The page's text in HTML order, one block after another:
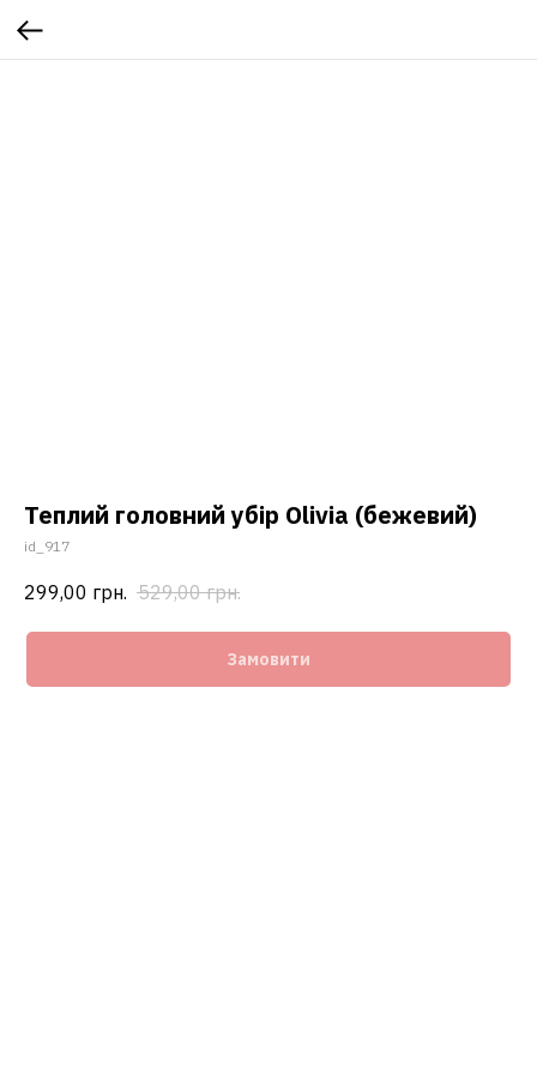
Теплий головний убір Olivia (бежевий)
id_917
299,00 грн. 529,00 грн.
Замовити